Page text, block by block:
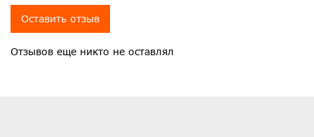
Отзывов еще никто не оставлял
Оставить отзыв